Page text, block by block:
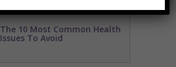
The 10 Most Common Health
Issues To Avoid